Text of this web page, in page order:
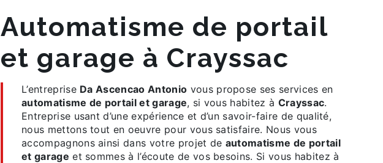
automatisme de portail
et garage à Crayssac
L’entreprise Da Ascencao Antonio vous propose ses services en
automatisme de portail et garage, si vous habitez à Crayssac.
Entreprise usant d’une expérience et d’un savoir-faire de qualité,
nous mettons tout en oeuvre pour vous satisfaire. Nous vous
accompagnons ainsi dans votre projet de automatisme de portail
et garage et sommes à l’écoute de vos besoins. Si vous habitez à